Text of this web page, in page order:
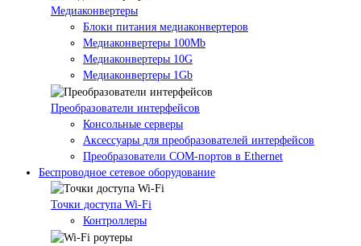
Медиаконвертеры
Блоки питания медиаконвертеров
Медиаконвертеры 100Mb
Медиаконвертеры 10G
Медиаконвертеры 1Gb
Преобразователи интерфейсов
Консольные серверы
Аксессуары для преобразователей интерфейсов
Преобразователи COM-портов в Ethernet
Беспроводное сетевое оборудование
Точки доступа Wi-Fi
Контроллеры